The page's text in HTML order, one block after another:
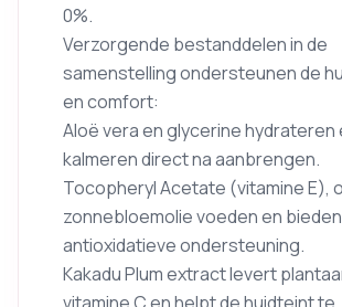
0%.
Verzorgende bestanddelen in de
samenstelling ondersteunen de
en comfort:
Aloë vera en glycerine hydrateren
kalmeren direct na aanbrengen.
Tocopheryl Acetate (vitamine E),
zonnebloemolie voeden en bieden
antioxidatieve ondersteuning.
Kakadu Plum extract levert